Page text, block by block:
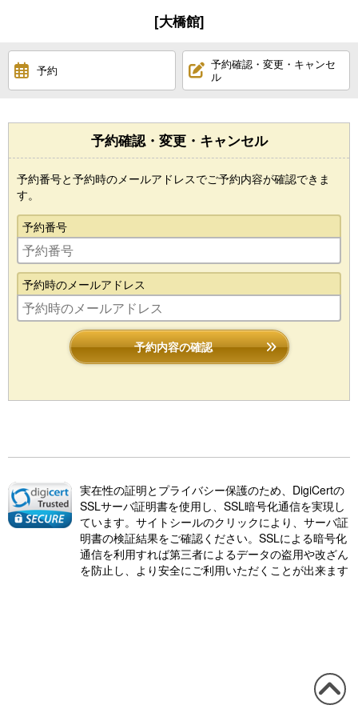
[大橋館]
予約
予約確認・変更・キャンセ
ル
予約確認・変更・キャンセル
予約番号と予約時のメールアドレスでご予約内容が確認できま
す。
予約番号
予約時のメールアドレス
予約内容の確認
実在性の証明とプライバシー保護のため、DigiCertの
SSLサーバ証明書を使用し、SSL暗号化通信を実現し
ています。サイトシールのクリックにより、サーバ証
明書の検証結果をご確認ください。SSLによる暗号化
通信を利用すれば第三者によるデータの盗用や改ざん
を防止し、より安全にご利用いただくことが出来ます